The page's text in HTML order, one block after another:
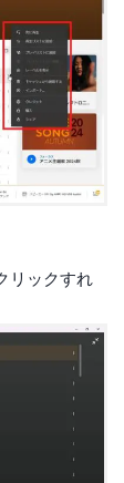
リックすれ